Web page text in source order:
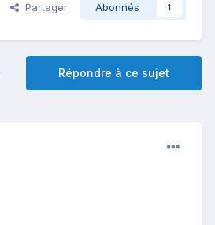
Partager Abonnés 1
Répondre à ce sujet